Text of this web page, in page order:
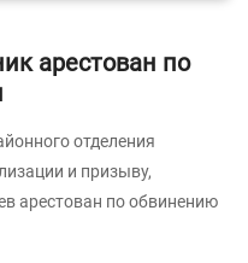
арестован по
отделения
и призыву,
арестован по обвинению